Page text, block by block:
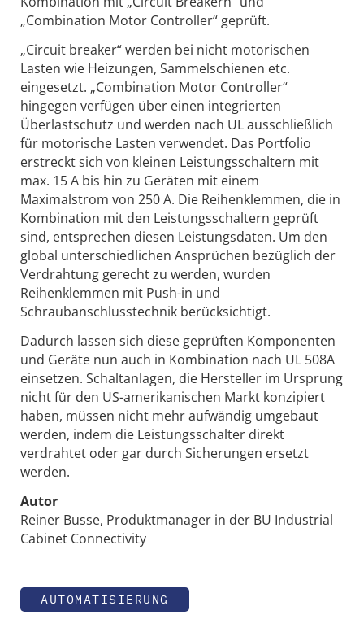
„Combination Motor Controller“ geprüft.
„Circuit breaker“ werden bei nicht motorischen
Lasten wie Heizungen, Sammelschienen etc.
eingesetzt. „Combination Motor Controller“
hingegen verfügen über einen integrierten
Überlastschutz und werden nach UL ausschließlich
für motorische Lasten verwendet. Das Portfolio
erstreckt sich von kleinen Leistungsschaltern mit
max. 15 A bis hin zu Geräten mit einem
Maximalstrom von 250 A. Die Reihenklemmen, die in
Kombination mit den Leistungsschaltern geprüft
sind, entsprechen diesen Leistungsdaten. Um den
global unterschiedlichen Ansprüchen bezüglich der
Verdrahtung gerecht zu werden, wurden
Reihenklemmen mit Push-in und
Schraubanschlusstechnik berücksichtigt.
Dadurch lassen sich diese geprüften Komponenten
und Geräte nun auch in Kombination nach UL 508A
einsetzen. Schaltanlagen, die Hersteller im Ursprung
nicht für den US-amerikanischen Markt konzipiert
haben, müssen nicht mehr aufwändig umgebaut
werden, indem die Leistungsschalter direkt
verdrahtet oder gar durch Sicherungen ersetzt
werden.
Autor
Reiner Busse, Produktmanager in der BU Industrial
Cabinet Connectivity
AUTOMATISIERUNG